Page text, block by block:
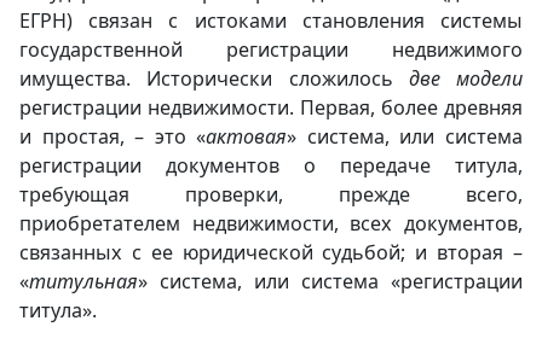
ЕГРН) связан с истоками становления системы
государственной регистрации недвижимого
имущества. Исторически сложилось две модели
регистрации недвижимости. Первая, более древняя
и простая, – это «актовая» система, или система
регистрации документов о передаче титула,
требующая проверки, прежде всего,
приобретателем недвижимости, всех документов,
связанных с ее юридической судьбой; и вторая –
«титульная» система, или система «регистрации
титула».